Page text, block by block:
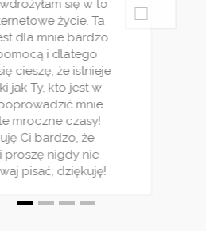
bo zdecydowanie
Z tego co widzę
na blogu cieszy
popularnością
nie warto tego
! Trzymam kciuki
Wasz serwis!
się w to
życie. Ta
dla mnie bardzo
i dlatego
cieszę, że istnieje
jak Ty, kto jest w
mnie
mroczne czasy!
Ci bardzo, że
proszę nigdy nie
pisać, dziękuję!